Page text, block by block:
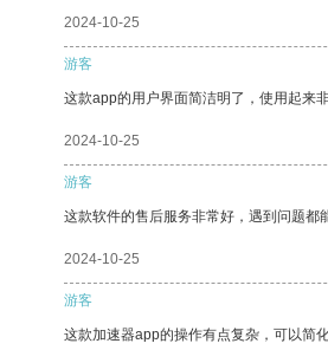
2024-10-25
游客
这款app的用户界面简洁明了，使用起来
2024-10-25
游客
这款软件的售后服务非常好，遇到问题都
2024-10-25
游客
这款加速器app的操作有点复杂，可以简